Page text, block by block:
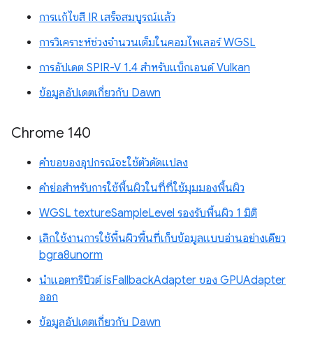
การแก้ไขสี IR เสร็จสมบูรณ์แล้ว
การวิเคราะห์ช่วงจำนวนเต็มในคอมไพเลอร์ WGSL
การอัปเดต SPIR-V 1.4 สำหรับแบ็กเอนด์ Vulkan
ข้อมูลอัปเดตเกี่ยวกับ Dawn
Chrome 140
คำขอของอุปกรณ์จะใช้ตัวดัดแปลง
คำย่อสำหรับการใช้พื้นผิวในที่ที่ใช้มุมมองพื้นผิว
WGSL textureSampleLevel รองรับพื้นผิว 1 มิติ
เลิกใช้งานการใช้พื้นผิวพื้นที่เก็บข้อมูลแบบอ่านอย่างเดียว
bgra8unorm
นำแอตทริบิวต์ isFallbackAdapter ของ GPUAdapter
ออก
ข้อมูลอัปเดตเกี่ยวกับ Dawn